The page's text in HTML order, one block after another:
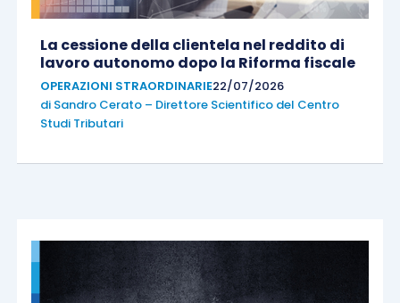
La cessione della clientela nel reddito di
lavoro autonomo dopo la Riforma fiscale
OPERAZIONI STRAORDINARIE22/07/2026
di Sandro Cerato – Direttore Scientifico del Centro
Studi Tributari